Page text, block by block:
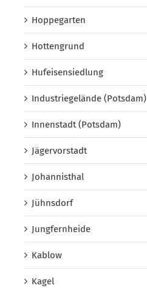
Hoppegarten
Hottengrund
Hufeisensiedlung
Industriegelände (Potsdam)
Innenstadt (Potsdam)
Jägervorstadt
Johannisthal
Jühnsdorf
Jungfernheide
Kablow
Kagel